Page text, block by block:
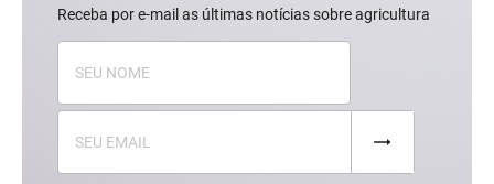
Receba por e-mail as últimas notícias sobre agricultura